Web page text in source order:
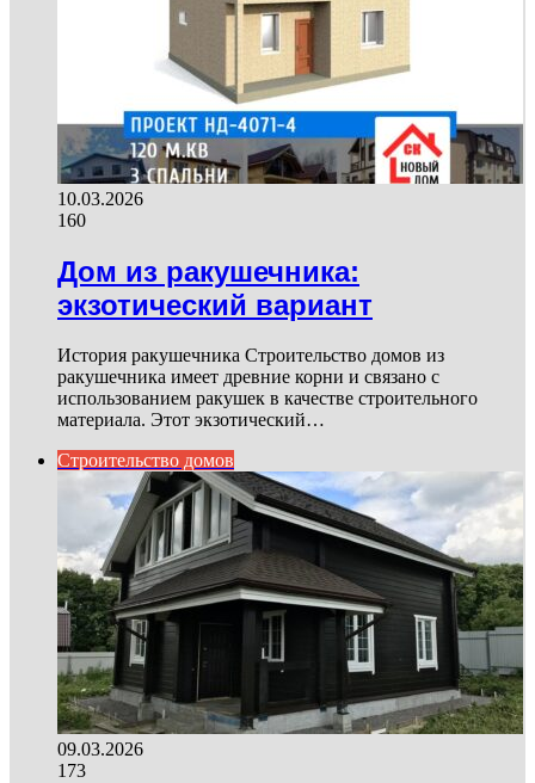
10.03.2026
160
Дом из ракушечника:
экзотический вариант
История ракушечника Строительство домов из
ракушечника имеет древние корни и связано с
использованием ракушек в качестве строительного
материала. Этот экзотический…
Строительство домов
09.03.2026
173